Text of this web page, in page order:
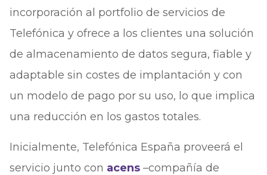
incorporación al portfolio de servicios de
Telefónica y ofrece a los clientes una solución
de almacenamiento de datos segura, fiable y
adaptable sin costes de implantación y con
un modelo de pago por su uso, lo que implica
una reducción en los gastos totales.
Inicialmente, Telefónica España proveerá el
servicio junto con acens–compañía de